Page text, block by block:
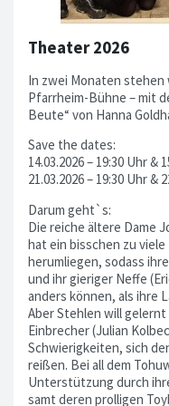
Theater 2026
In zwei Monaten
Pfarrheim-Bühne – mit
Beute“ von Hanna
Save the dates:
14.03.2026 – 19:30 Uhr &
21.03.2026 – 19:30 Uhr &
Darum geht`s:
Die reiche ältere Dame
hat ein bisschen zu
herumliegen, sodass
und ihr gieriger Neffe
anders können, als ihre
Aber Stehlen will
Einbrecher (Julian
Schwierigkeiten, sich
reißen. Bei all dem
Unterstützung durch
samt deren prolligen